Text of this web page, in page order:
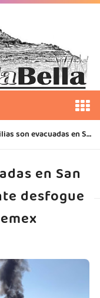
en San Martín Texmelucan ante desfogue de ductos de Pemex
en San
desfogue